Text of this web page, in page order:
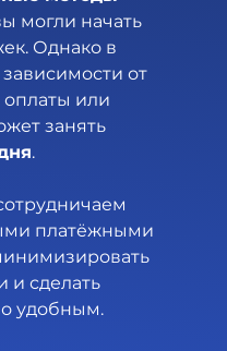
могли начать
Однако в
от
или
занять
.
платёжными
и сделать
удобным.